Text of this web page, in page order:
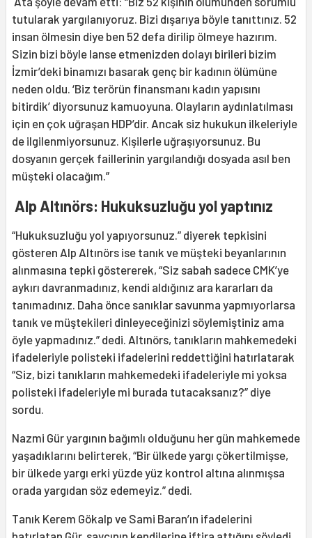
tutularak yargılanıyoruz. Bizi dışarıya böyle tanıttınız. 52
insan ölmesin diye ben 52 defa dirilip ölmeye hazırım.
Sizin bizi böyle lanse etmenizden dolayı birileri bizim
İzmir’deki binamızı basarak genç bir kadının ölümüne
neden oldu. ‘Biz terörün finansmanı kadın yapısını
bitirdik’ diyorsunuz kamuoyuna. Olayların aydınlatılması
için en çok uğraşan HDP’dir. Ancak siz hukukun ilkeleriyle
de ilgilenmiyorsunuz. Kişilerle uğraşıyorsunuz. Bu
dosyanın gerçek faillerinin yargılandığı dosyada asıl ben
müşteki olacağım.”
Alp Altınörs: Hukuksuzluğu yol yaptınız
“Hukuksuzluğu yol yapıyorsunuz.” diyerek tepkisini
gösteren Alp Altınörs ise tanık ve müşteki beyanlarının
alınmasına tepki göstererek, “Siz sabah sadece CMK’ye
aykırı davranmadınız, kendi aldığınız ara kararları da
tanımadınız. Daha önce sanıklar savunma yapmıyorlarsa
tanık ve müştekileri dinleyeceğinizi söylemiştiniz ama
öyle yapmadınız.” dedi. Altınörs, tanıkların mahkemedeki
ifadeleriyle polisteki ifadelerini reddettiğini hatırlatarak
“Siz, bizi tanıkların mahkemedeki ifadeleriyle mi yoksa
polisteki ifadeleriyle mi burada tutacaksanız?” diye
sordu.
Nazmi Gür yargının bağımlı olduğunu her gün mahkemede
yaşadıklarını belirterek, “Bir ülkede yargı çökertilmişse,
bir ülkede yargı erki yüzde yüz kontrol altına alınmışsa
orada yargıdan söz edemeyiz.” dedi.
Tanık Kerem Gökalp ve Sami Baran’ın ifadelerini